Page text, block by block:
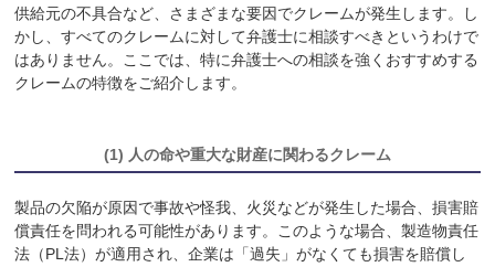
供給元の不具合など、さまざまな要因でクレームが発生します。し
かし、すべてのクレームに対して弁護士に相談すべきというわけで
はありません。ここでは、特に弁護士への相談を強くおすすめする
クレームの特徴をご紹介します。
(1) 人の命や重大な財産に関わるクレーム
製品の欠陥が原因で事故や怪我、火災などが発生した場合、損害賠
償責任を問われる可能性があります。このような場合、製造物責任
法（PL法）が適用され、企業は「過失」がなくても損害を賠償し